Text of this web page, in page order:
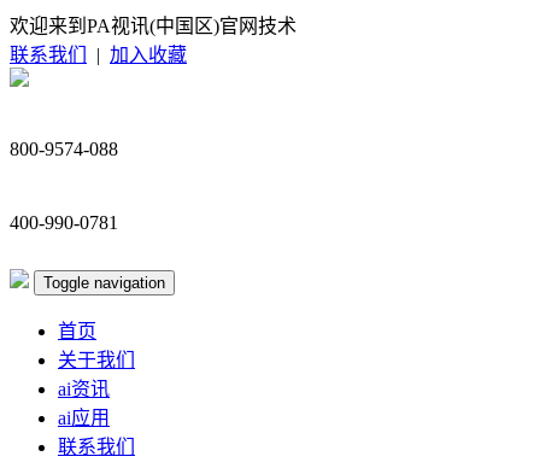
欢迎来到PA视讯(中国区)官网技术
联系我们
| 加入收藏
800-9574-088
400-990-0781
Toggle navigation
首页
关于我们
ai资讯
ai应用
联系我们